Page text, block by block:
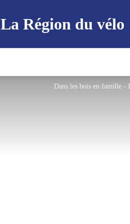
La Région du vélo
Dans les bois en famille -